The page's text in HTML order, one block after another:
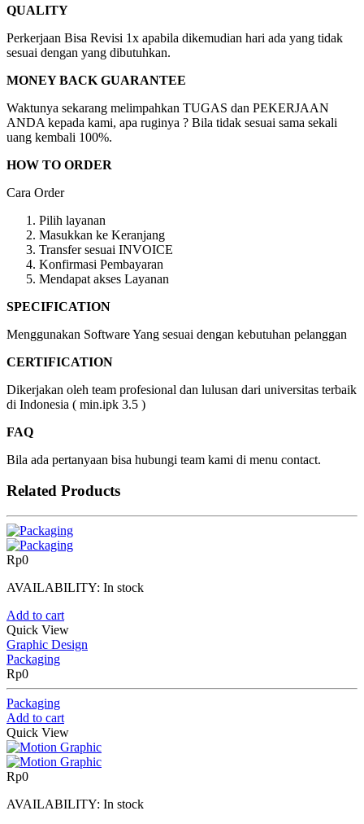
QUALITY
Perkerjaan Bisa Revisi 1x apabila dikemudian hari ada yang tidak
sesuai dengan yang dibutuhkan.
MONEY BACK GUARANTEE
Waktunya sekarang melimpahkan TUGAS dan PEKERJAAN
ANDA kepada kami, apa ruginya ? Bila tidak sesuai sama sekali
uang kembali 100%.
HOW TO ORDER
Cara Order
Pilih layanan
Masukkan ke Keranjang
Transfer sesuai INVOICE
Konfirmasi Pembayaran
Mendapat akses Layanan
SPECIFICATION
Menggunakan Software Yang sesuai dengan kebutuhan pelanggan
CERTIFICATION
Dikerjakan oleh team profesional dan lulusan dari universitas terbaik
di Indonesia ( min.ipk 3.5 )
FAQ
Bila ada pertanyaan bisa hubungi team kami di menu contact.
Related Products
Rp0
AVAILABILITY: In stock
Add to cart
Quick View
Graphic Design
Packaging
Rp0
Packaging
Add to cart
Quick View
Rp0
AVAILABILITY: In stock